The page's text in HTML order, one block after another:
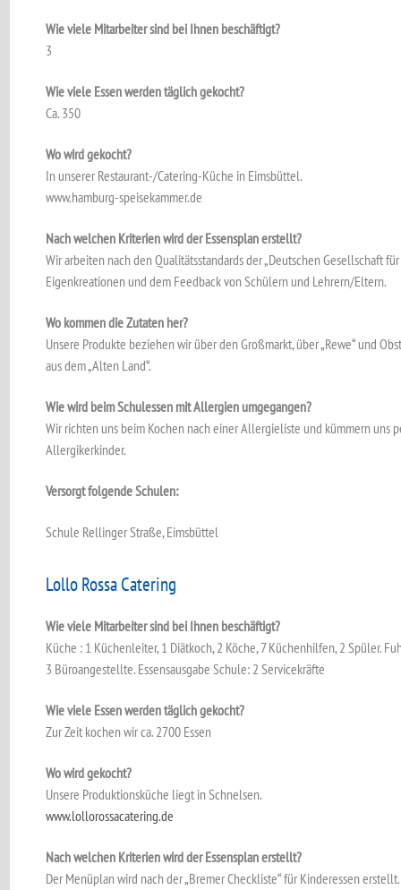
Wie viele Mitarbeiter sind bei Ihnen beschäftigt?
3
Wie viele Essen werden täglich gekocht?
Ca. 350
Wo wird gekocht?
In unserer Restaurant-/Catering-Küche in Eimsbüttel.
www.hamburg-speisekammer.de
Nach welchen Kriterien wird der Essensplan erstellt?
Wir arbeiten nach den Qualitätsstandards der „Deutschen Gesellschaft für
Eigenkreationen und dem Feedback von Schülern und Lehrern/Eltern.
Wo kommen die Zutaten her?
Unsere Produkte beziehen wir über den Großmarkt, über „Rewe“ und
aus dem „Alten Land“.
Wie wird beim Schulessen mit Allergien umgegangen?
Wir richten uns beim Kochen nach einer Allergieliste und kümmern uns
Allergikerkinder.
Versorgt folgende Schulen:
Schule Rellinger Straße, Eimsbüttel
Lollo Rossa Catering
Wie viele Mitarbeiter sind bei Ihnen beschäftigt?
Küche : 1 Küchenleiter, 1 Diätkoch, 2 Köche, 7 Küchenhilfen, 2 Spüler.
3 Büroangestellte. Essensausgabe Schule: 2 Servicekräfte
Wie viele Essen werden täglich gekocht?
Zur Zeit kochen wir ca. 2700 Essen
Wo wird gekocht?
Unsere Produktionsküche liegt in Schnelsen.
www.lollorossacatering.de
Nach welchen Kriterien wird der Essensplan erstellt?
Der Menüplan wird nach der „Bremer Checkliste“ für Kinderessen